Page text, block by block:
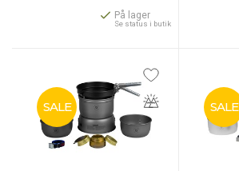
På lager
Se status i butik
SALE SALE